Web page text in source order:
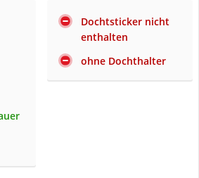
Dochtsticker nicht
enthalten
ohne Dochthalter